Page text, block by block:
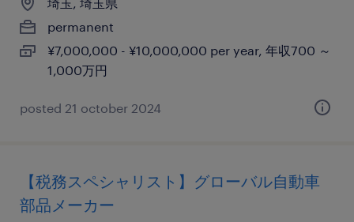
permanent
¥7,000,000 - ¥10,000,000 per year, 年収700 ～
1,000万円
posted 21 october 2024
【税務スペシャリスト】グローバル自動車
部品メーカー